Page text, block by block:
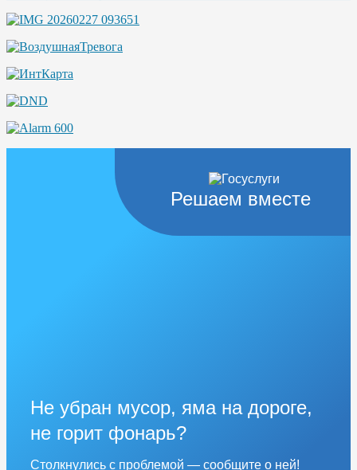
Решаем вместе
Не убран мусор, яма на дороге,
не горит фонарь?
Столкнулись с проблемой — сообщите о ней!